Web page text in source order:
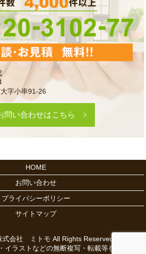
字小串91-26
問い合わせはこちら
HOME
お問い合わせ
プライバシーポリシー
サイトマップ
会社 ミトモ All Rights Reserved.
イラストなどの無断複写・転載等を禁じま